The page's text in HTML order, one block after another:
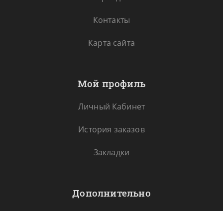
Контакты
Карта сайта
Мой профиль
Личный Кабинет
История заказов
Закладки
Дополнительно